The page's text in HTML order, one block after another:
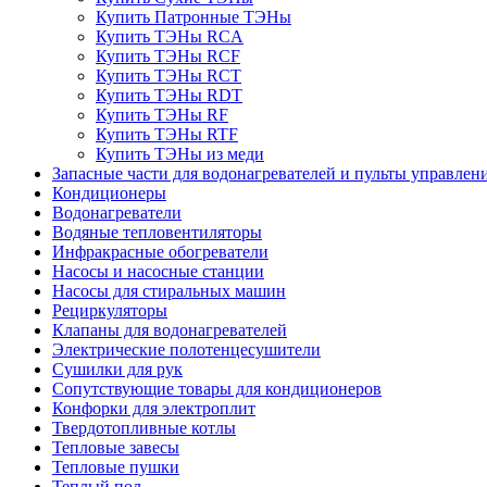
Купить Патронные ТЭНы
Купить ТЭНы RCA
Купить ТЭНы RCF
Купить ТЭНы RCT
Купить ТЭНы RDT
Купить ТЭНы RF
Купить ТЭНы RTF
Купить ТЭНы из меди
Запасные части для водонагревателей и пульты
Кондиционеры
Водонагреватели
Водяные тепловентиляторы
Инфракрасные обогреватели
Насосы и насосные станции
Насосы для стиральных машин
Рециркуляторы
Клапаны для водонагревателей
Электрические полотенцесушители
Сушилки для рук
Сопутствующие товары для кондиционеров
Конфорки для электроплит
Твердотопливные котлы
Тепловые завесы
Тепловые пушки